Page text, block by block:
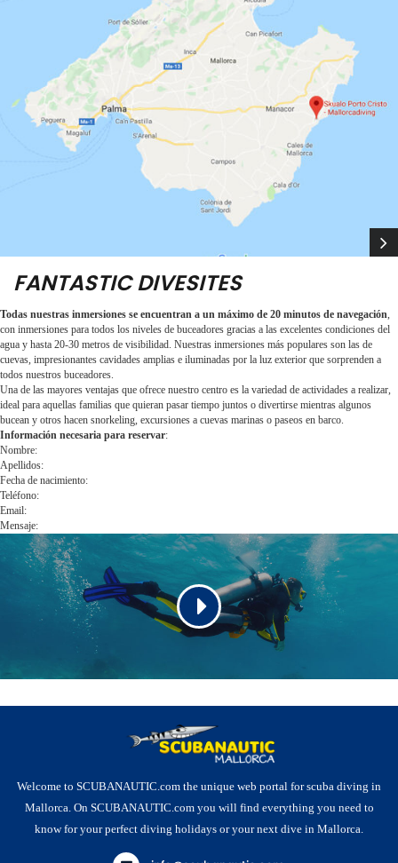
FANTASTIC DIVESITES
Todas nuestras inmersiones se encuentran a un máximo de 20 minutos de navegación,
con inmersiones para todos los niveles de buceadores gracias a las excelentes condiciones del
agua y hasta 20-30 metros de visibilidad. Nuestras inmersiones más populares son las de
cuevas, impresionantes cavidades amplias e iluminadas por la luz exterior que sorprenden a
todos nuestros buceadores.
Una de las mayores ventajas que ofrece nuestro centro es la variedad de actividades a realizar,
ideal para aquellas familias que quieran pasar tiempo juntos o divertirse mientras algunos
bucean y otros hacen snorkeling, excursiones a cuevas marinas o paseos en barco.
Información necesaria para reservar:
Nombre:
Apellidos:
Fecha de nacimiento:
Teléfono:
Email:
Mensaje:
Welcome to SCUBANAUTIC.com the unique web portal for scuba diving in
Mallorca. On SCUBANAUTIC.com you will find everything you need to
know for your perfect diving holidays or your next dive in Mallorca.